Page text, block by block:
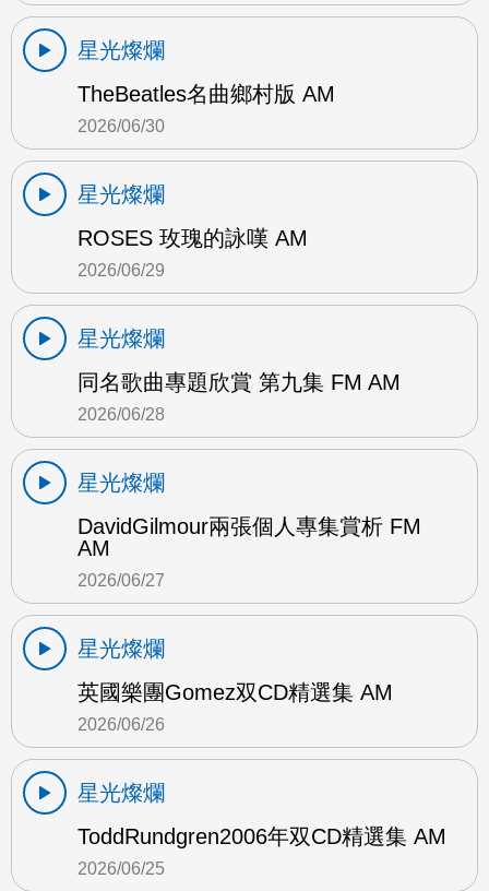
星光燦爛
TheBeatles名曲鄉村版 AM
2026/06/30
星光燦爛
ROSES 玫瑰的詠嘆 AM
2026/06/29
星光燦爛
同名歌曲專題欣賞 第九集 FM AM
2026/06/28
星光燦爛
DavidGilmour兩張個人專集賞析 FM
AM
2026/06/27
星光燦爛
英國樂團Gomez双CD精選集 AM
2026/06/26
星光燦爛
ToddRundgren2006年双CD精選集 AM
2026/06/25